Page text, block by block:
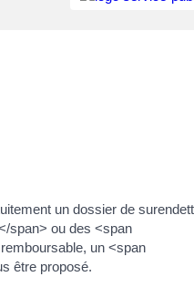
un dossier de
span> ou des <span
un <span
être proposé.